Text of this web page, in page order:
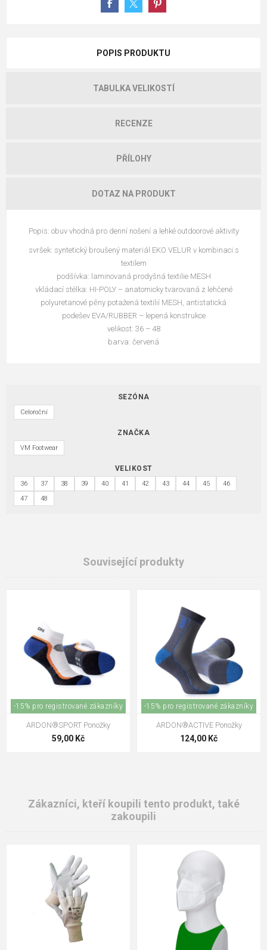
POPIS PRODUKTU
TABULKA VELIKOSTÍ
RECENZE
PŘÍLOHY
DOTAZ NA PRODUKT
Popis: obuv vhodná pro denní nošení a lehké outdoorové aktivity
svršek: syntetický broušený materiál EKO VELUR v kombinaci s
textilem
podšívka: laminovaná prodyšná textilie MESH
vkládací stélka: HI-POLY – anatomicky tvarovaná z lehčené
polyuretanové pěny potažená textilií MESH, antistatická
podešev EVA/RUBBER – lepená konstrukce
velikost: 36 – 48
barva: červená
SEZÓNA
Celoroční
ZNAČKA
VM Footwear
VELIKOST
36 37 38 39 40 41 42 43 44 45
46
47
48
Související produkty
-15% pro registrované zákazníky
ARDON®SPORT Ponožky
59,00 Kč
-15% pro registrované zákazníky
ARDON®ACTIVE Ponožky
124,00 Kč
Zákazníci, kteří koupili tento produkt, také
zakoupili